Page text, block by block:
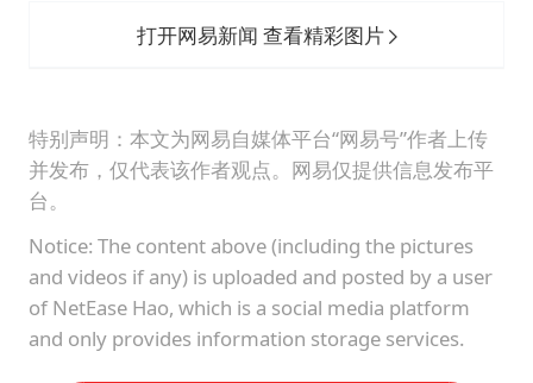
打开网易新闻 查看精彩图片
特别声明：本文为网易自媒体平台“网易号”作者上传
并发布，仅代表该作者观点。网易仅提供信息发布平
台。
Notice: The content above (including the pictures
and videos if any) is uploaded and posted by a user
of NetEase Hao, which is a social media platform
and only provides information storage services.